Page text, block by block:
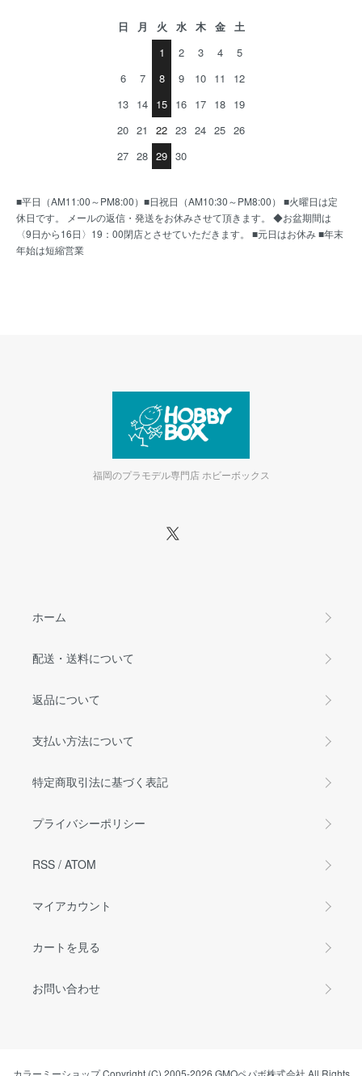
日 月 火 水 木 金
土
1
2 3 4
5
6
7 8 9 10 11
12
13 14 15 16 17 18 19
20 21 22 23 24 25 26
27 28 29 30
■平日（AM11:00～PM8:00）■日祝日（AM10:30～PM8:00） ■火曜日は定
休日です。 メールの返信・発送をお休みさせて頂きます。 ◆お盆期間は
〈9日から16日〉19：00閉店とさせていただきます。 ■元日はお休み ■年末
年始は短縮営業
福岡のプラモデル専門店 ホビーボックス
ホーム
配送・送料について
返品について
支払い方法について
特定商取引法に基づく表記
プライバシーポリシー
RSS / ATOM
マイアカウント
カートを見る
お問い合わせ